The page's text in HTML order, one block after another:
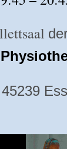
45239